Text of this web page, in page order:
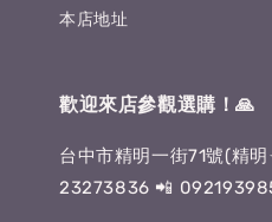
本店地址
歡迎來店參觀選購！🙏
台中市精明一街71號(精
23273836 📲